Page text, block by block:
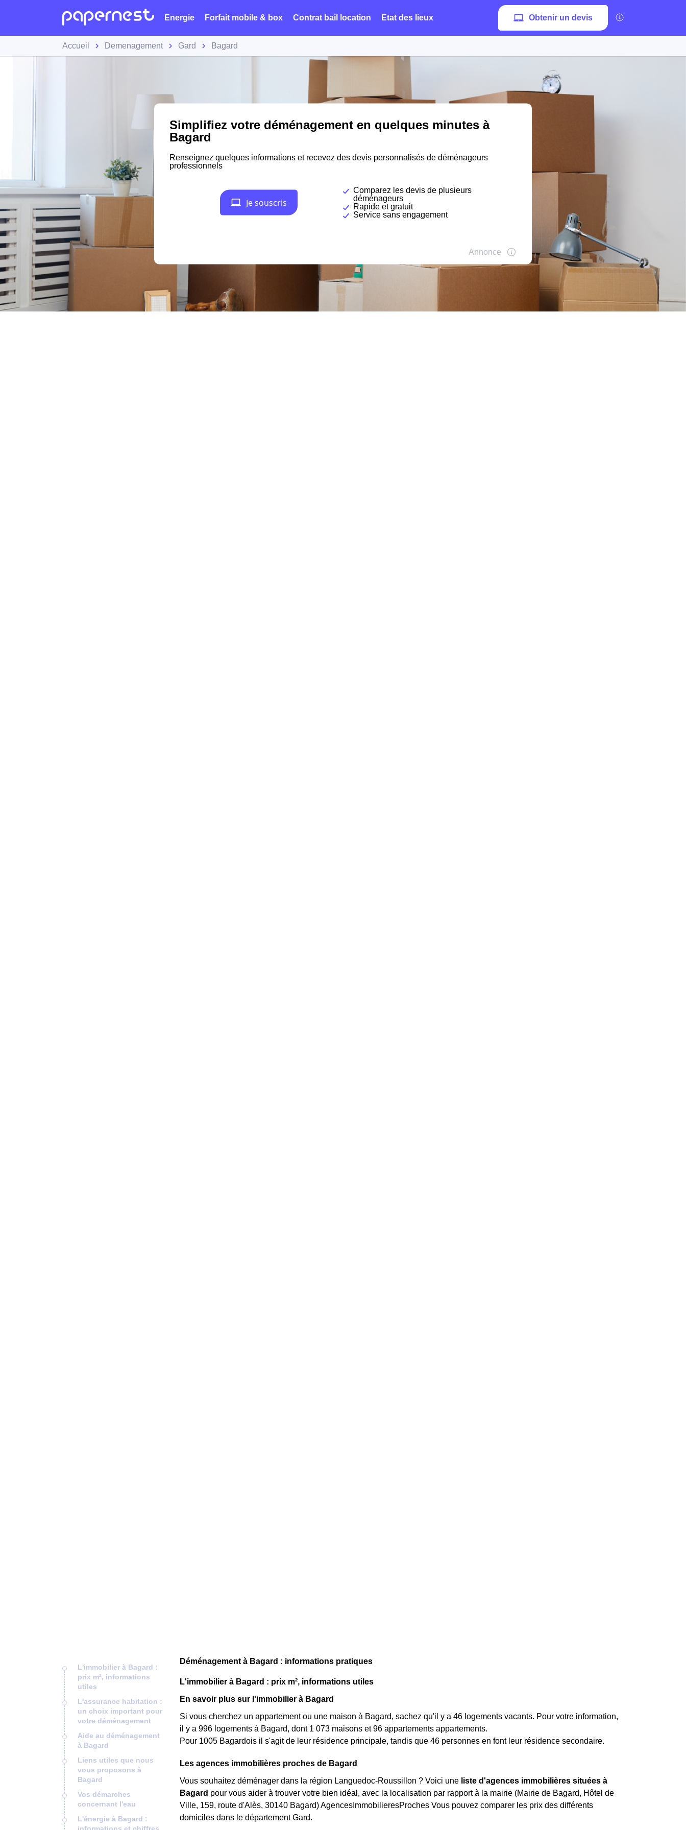
Energie Forfait mobile & box Contrat bail location Etat des lieux Obtenir un devis
Accueil Demenagement Gard Bagard
L'immobilier à Bagard :
prix m², informations
utiles
L'assurance habitation :
un choix important pour
votre déménagement
Aide au déménagement
à Bagard
Liens utiles que nous
vous proposons à
Bagard
Vos démarches
concernant l'eau
L'énergie à Bagard :
Déménagement à Bagard : informations pratiques
L'immobilier à Bagard : prix m², informations utiles
En savoir plus sur l'immobilier à Bagard
Si vous cherchez un appartement ou une maison à Bagard, sachez qu'il y a 46 logements vacants. Pour votre information,
il y a 996 logements à Bagard, dont 1 073 maisons et 96 appartements appartements.
Pour 1005 Bagardois il s'agit de leur résidence principale, tandis que 46 personnes en font leur résidence secondaire.
Les agences immobilières proches de Bagard
Vous souhaitez déménager dans la région Languedoc-Roussillon ? Voici une liste d'agences immobilières situées à
Bagard pour vous aider à trouver votre bien idéal, avec la localisation par rapport à la mairie (Mairie de Bagard, Hôtel de
Ville, 159, route d'Alès, 30140 Bagard) AgencesImmobilieresProches Vous pouvez comparer les prix des différents
domiciles dans le département Gard.